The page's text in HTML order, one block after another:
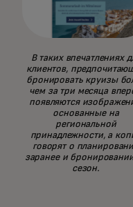
В таких впечатлениях
клиентов,
бронировать круизы
чем за три месяца
появляются
основанные на
региональной
принадлежности, а
говорят о
заранее и
сезон.